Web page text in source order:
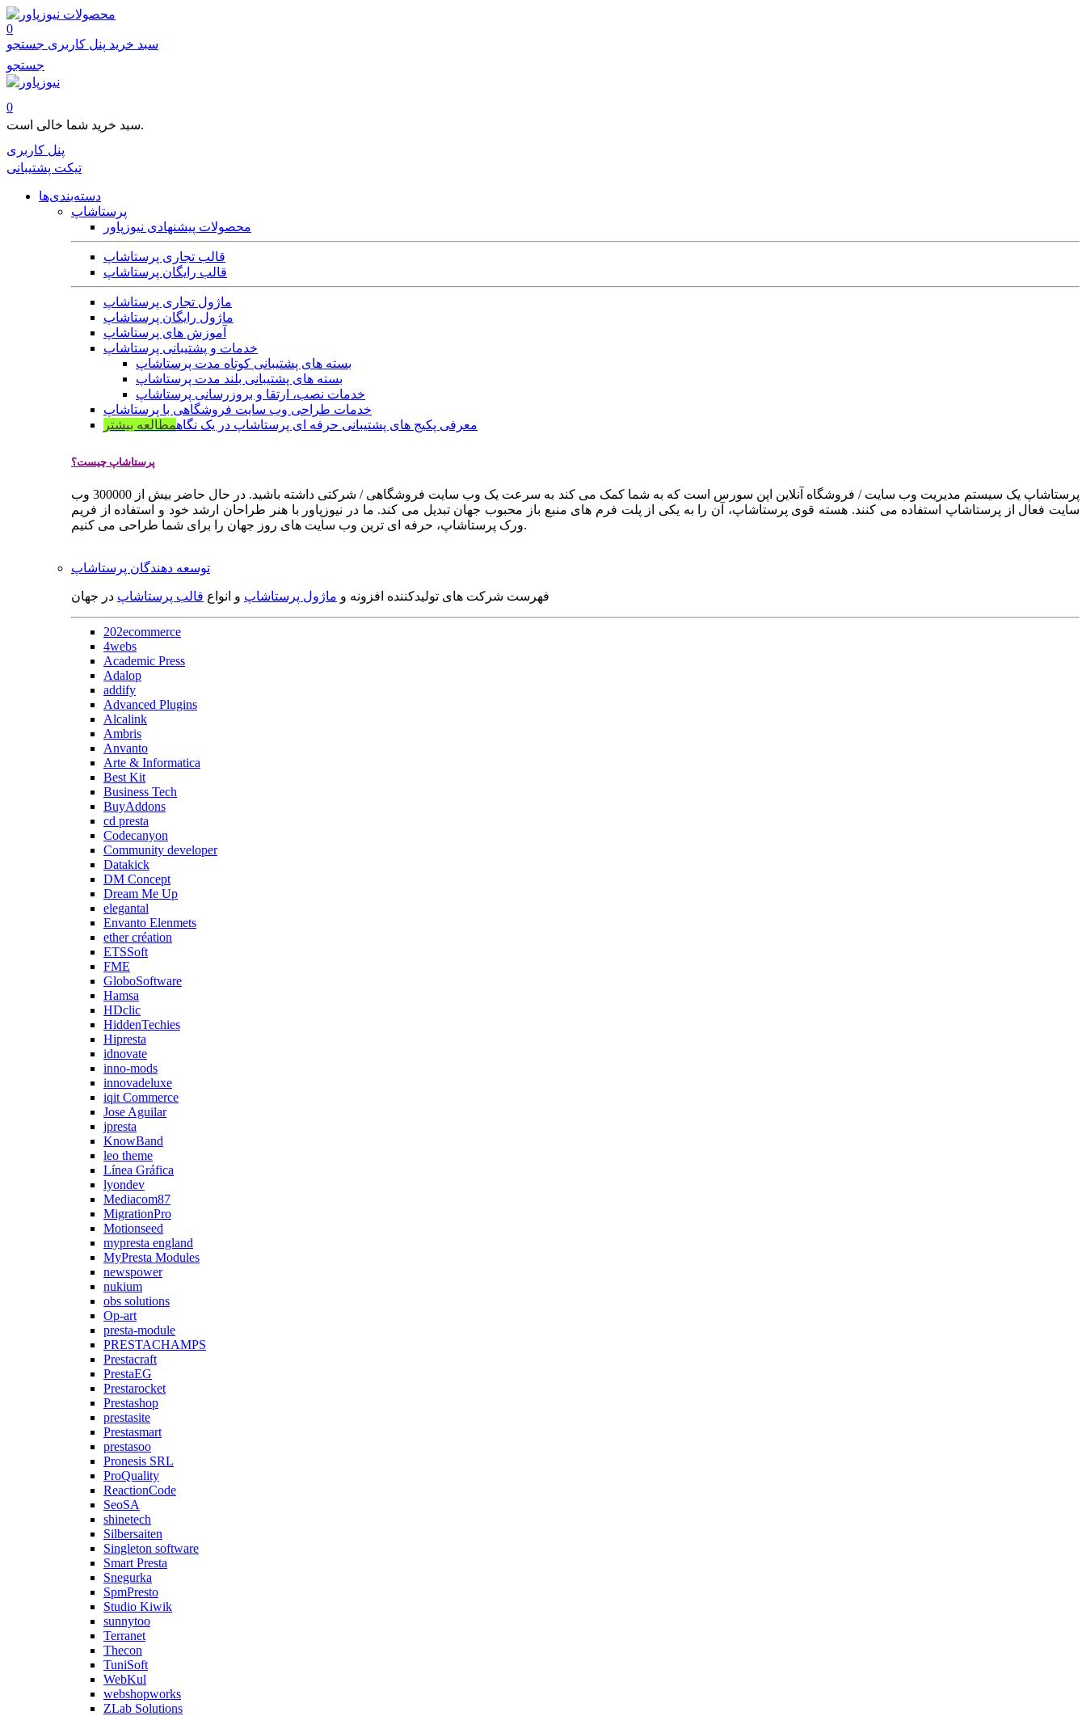
محصولات
0
سبد خرید پنل کاربری جستجو
جستجو
0
سبد خرید شما خالی است.
پنل کاربری
تیکت پشتیبانی
دسته‌بندی‌ها
پرستاشاپ
محصولات پیشنهادی نیوزپاور
قالب تجاری پرستاشاپ
قالب رایگان پرستاشاپ
ماژول تجاری پرستاشاپ
ماژول رایگان پرستاشاپ
آموزش های پرستاشاپ
خدمات و پشتیبانی پرستاشاپ
بسته های پشتیبانی کوتاه مدت پرستاشاپ
بسته های پشتیبانی بلند مدت پرستاشاپ
خدمات نصب، ارتقا و بروزرسانی پرستاشاپ
خدمات طراحی وب سایت فروشگاهی با پرستاشاپ
معرفی پکیج های پشتیبانی حرفه ای پرستاشاپ در یک نگاهمطالعه بیشتر
پرستاشاپ چیست؟
پرستاشاپ یک سیستم مدیریت وب سایت / فروشگاه آنلاین اپن سورس است که به شما کمک می کند به سرعت یک وب سایت فروشگاهی / شرکتی داشته باشید. در حال حاضر بیش از 300000 وب
سایت فعال از پرستاشاپ استفاده می کنند. هسته قوی پرستاشاپ، آن را به یکی از پلت فرم های منبع باز محبوب جهان تبدیل می کند. ما در نیوزپاور با هنر طراحان ارشد خود و استفاده از فریم
ورک پرستاشاپ، حرفه ای ترین وب سایت های روز جهان را برای شما طراحی می کنیم.
توسعه دهندگان پرستاشاپ
فهرست شرکت های تولیدکننده افزونه و ماژول پرستاشاپ و انواع قالب پرستاشاپ در جهان
202ecommerce
4webs
Academic Press
Adalop
addify
Advanced Plugins
Alcalink
Ambris
Anvanto
Arte & Informatica
Best Kit
Business Tech
BuyAddons
cd presta
Codecanyon
Community developer
Datakick
DM Concept
Dream Me Up
elegantal
Envanto Elenmets
ether création
ETSSoft
FME
GloboSoftware
Hamsa
HDclic
HiddenTechies
Hipresta
idnovate
inno-mods
innovadeluxe
iqit Commerce
Jose Aguilar
jpresta
KnowBand
leo theme
Línea Gráfica
lyondev
Mediacom87
MigrationPro
Motionseed
mypresta england
MyPresta Modules
newspower
nukium
obs solutions
Op-art
presta-module
PRESTACHAMPS
Prestacraft
PrestaEG
Prestarocket
Prestashop
prestasite
Prestasmart
prestasoo
Pronesis SRL
ProQuality
ReactionCode
SeoSA
shinetech
Silbersaiten
Singleton software
Smart Presta
Snegurka
SpmPresto
Studio Kiwik
sunnytoo
Terranet
Thecon
TuniSoft
WebKul
webshopworks
ZLab Solutions